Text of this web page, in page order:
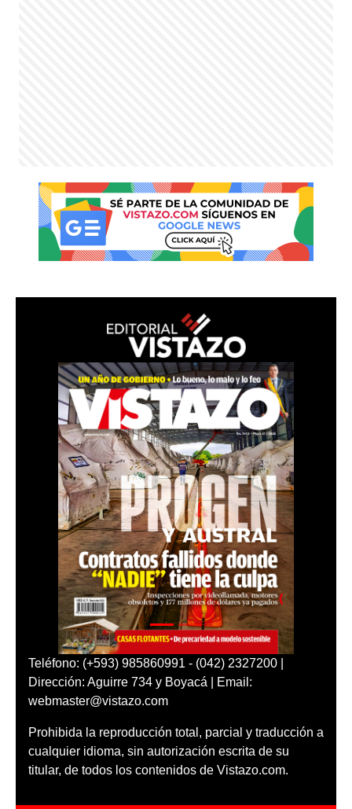
Teléfono: (+593) 985860991 - (042) 2327200 |
Dirección: Aguirre 734 y Boyacá | Email:
webmaster@vistazo.com
Prohibida la reproducción total, parcial y traducción a
cualquier idioma, sin autorización escrita de su
titular, de todos los contenidos de Vistazo.com.